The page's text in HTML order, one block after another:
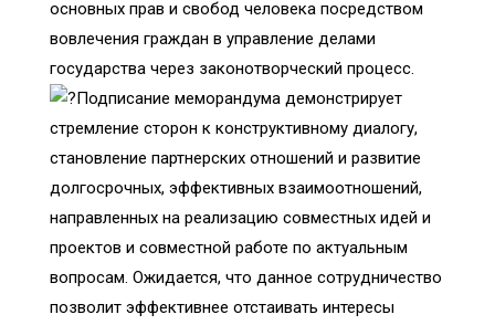
основных прав и свобод человека посредством
вовлечения граждан в управление делами
государства через законотворческий процесс.
Подписание меморандума демонстрирует
стремление сторон к конструктивному диалогу,
становление партнерских отношений и развитие
долгосрочных, эффективных взаимоотношений,
направленных на реализацию совместных идей и
проектов и совместной работе по актуальным
вопросам. Ожидается, что данное сотрудничество
позволит эффективнее отстаивать интересы